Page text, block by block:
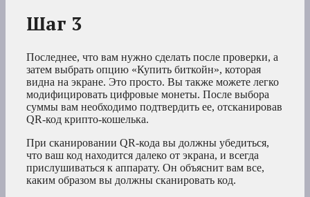
Шаг 3
Последнее, что вам нужно сделать после проверки, а
затем выбрать опцию «Купить биткойн», которая
видна на экране. Это просто. Вы также можете легко
модифицировать цифровые монеты. После выбора
суммы вам необходимо подтвердить ее, отсканировав
QR-код крипто-кошелька.
При сканировании QR-кода вы должны убедиться,
что ваш код находится далеко от экрана, и всегда
прислушиваться к аппарату. Он объяснит вам все,
каким образом вы должны сканировать код.